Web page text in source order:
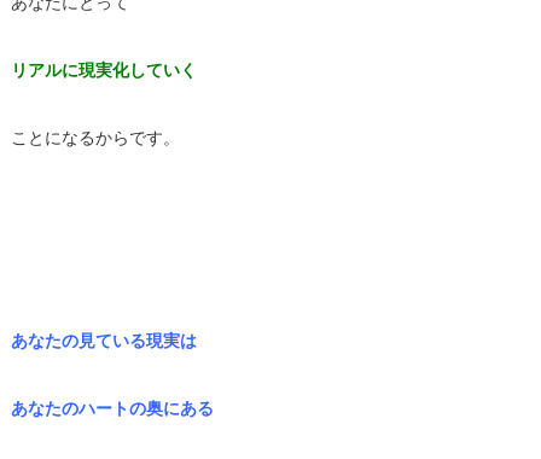
リアルに現実化していく
ことになるからです。
あなたの見ている現実は
あなたのハートの奥にある